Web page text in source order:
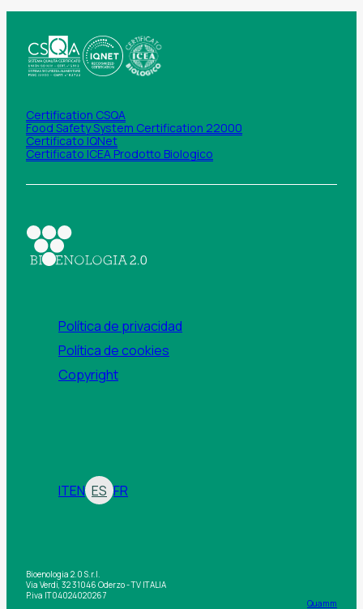
Certification CSQA
Food Safety System Certification 22000
Certificato IQNet
Certificato ICEA Prodotto Biologico
Política de privacidad
Política de cookies
Copyright
ITEN ES FR
Bioenologia 2.0 S.r.l.
Via Verdi, 32 31046 Oderzo - TV ITALIA
P.iva IT04024020267
Quamm